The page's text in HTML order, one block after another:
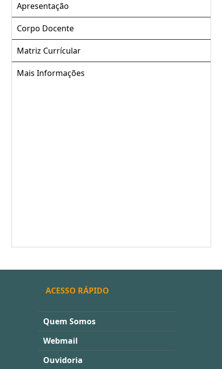
Apresentação
Corpo Docente
Matriz Currícular
Mais Informações
ACESSO RÁPIDO
Quem Somos
Webmail
Ouvidoria